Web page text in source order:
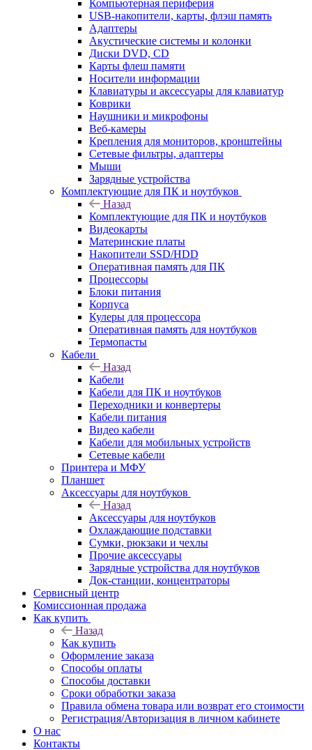
Компьютерная периферия
USB-накопители, карты, флэш память
Адаптеры
Акустические системы и колонки
Диски DVD, CD
Карты флеш памяти
Носители информации
Клавиатуры и аксессуары для клавиатур
Коврики
Наушники и микрофоны
Веб-камеры
Крепления для мониторов, кронштейны
Сетевые фильтры, адаптеры
Мыши
Зарядные устройства
Комплектующие для ПК и ноутбуков
Назад
Комплектующие для ПК и ноутбуков
Видеокарты
Материнские платы
Накопители SSD/HDD
Оперативная память для ПК
Процессоры
Блоки питания
Корпуса
Кулеры для процессора
Оперативная память для ноутбуков
Термопасты
Кабели
Назад
Кабели
Кабели для ПК и ноутбуков
Переходники и конвертеры
Кабели питания
Видео кабели
Кабели для мобильных устройств
Сетевые кабели
Принтера и МФУ
Планшет
Аксессуары для ноутбуков
Назад
Аксессуары для ноутбуков
Охлаждающие подставки
Сумки, рюкзаки и чехлы
Прочие аксессуары
Зарядные устройства для ноутбуков
Док-станции, концентраторы
Сервисный центр
Комиссионная продажа
Как купить
Назад
Как купить
Оформление заказа
Способы оплаты
Способы доставки
Сроки обработки заказа
Правила обмена товара или возврат его стоимости
Регистрация/Авторизация в личном кабинете
О нас
Контакты